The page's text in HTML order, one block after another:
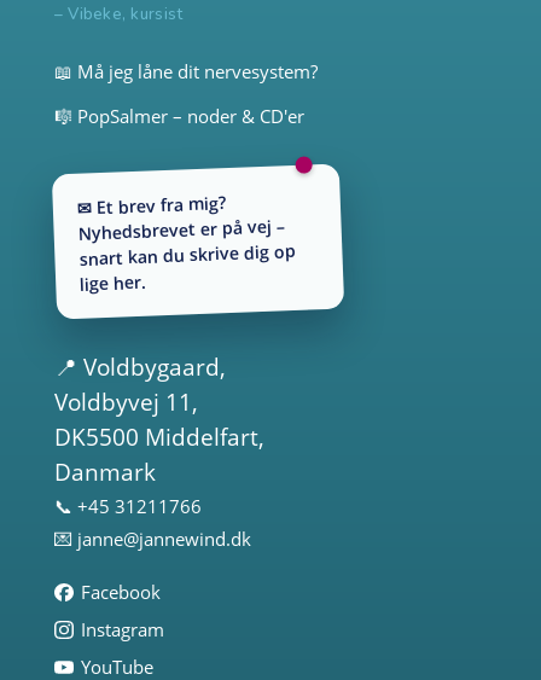
– Vibeke, kursist
📖 Må jeg låne dit nervesystem?
🎼 PopSalmer – noder & CD'er
✉ Et brev fra mig?
Nyhedsbrevet er på vej –
snart kan du skrive dig op
lige her.
📍 Voldbygaard,
Voldbyvej 11,
DK5500 Middelfart,
Danmark
📞 +45 31211766
💌 janne@jannewind.dk
Facebook
Instagram
YouTube